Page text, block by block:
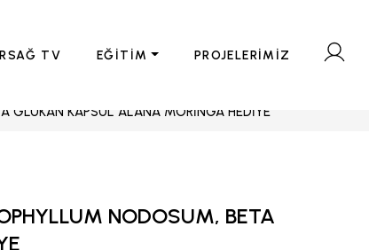
TV EĞİTİM PROJELERİMİZ
GLUKAN KAPSÜL ALANA MORİNGA HEDİYE
NODOSUM, BETA